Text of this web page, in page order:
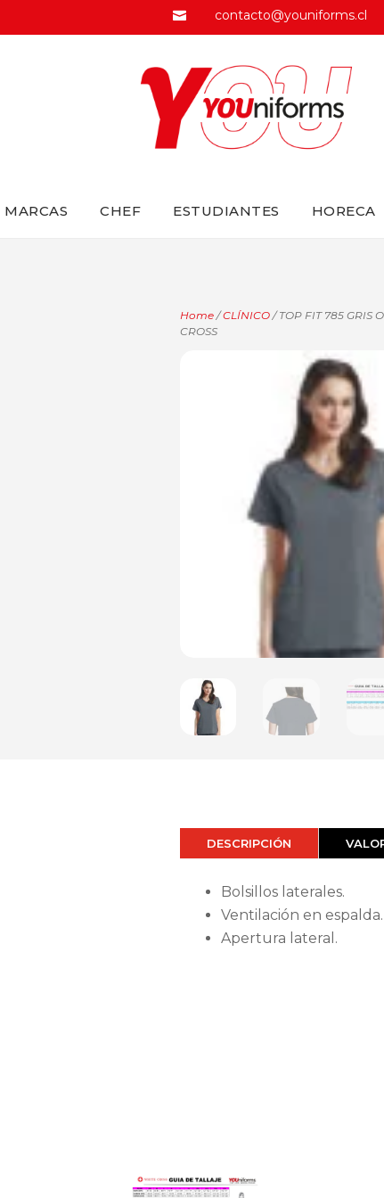
 contacto@youniforms.cl
MARCAS CHEF ESTUDIANTES HORECA
Home/CLÍNICO/ TOP FIT 785 GRIS
CROSS
DESCRIPCIÓN
Bolsillos laterales.
Ventilación en espalda.
Apertura lateral.